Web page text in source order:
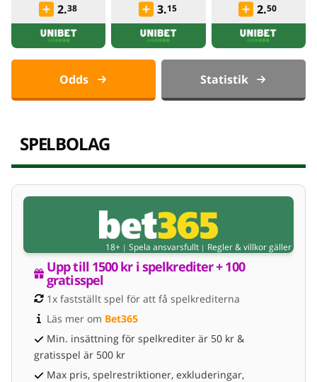
2.38 3.15 2.50
Odds Statistik
SPELBOLAG
18+ | Spela ansvarsfullt | Regler & villkor gäller
Upp till 1500 kr i spelkrediter + 100
gratisspel
1x fastställt spel för att få spelkrediterna
Läs mer om Bet365
Min. insättning för spelkrediter är 50 kr &
gratisspel är 500 kr
Max pris, spelrestriktioner, exkluderingar,